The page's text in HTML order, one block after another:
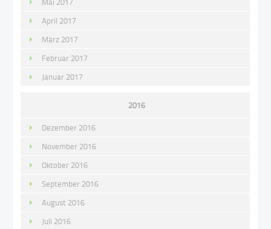
April 2017
März 2017
Februar 2017
Januar 2017
2016
Dezember 2016
November 2016
Oktober 2016
September 2016
August 2016
Juli 2016